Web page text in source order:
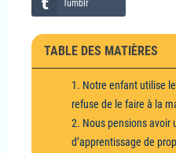
Tumblr
TABLE DES MATIÈRES
1. Notre enfant utilise
refuse de le faire à la
2. Nous pensions avoir
d’apprentissage de